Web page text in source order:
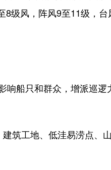
级风，阵风9至11级，
船只和群众，增派巡逻
工地、低洼易涝点、